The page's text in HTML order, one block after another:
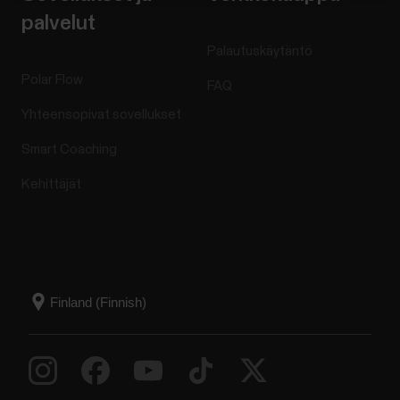
palvelut